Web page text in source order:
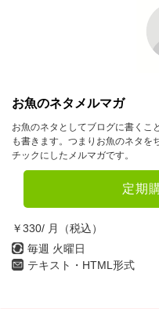
お魚のネタメルマガ
お魚のネタとしてブログに書くこ
も書きます。つまりお魚のネタを
チックにしたメルマガです。
定期
￥330/ 月（税込）
毎週 火曜日
テキスト・HTML形式